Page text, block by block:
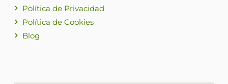
Política de Privacidad
Política de Cookies
Blog